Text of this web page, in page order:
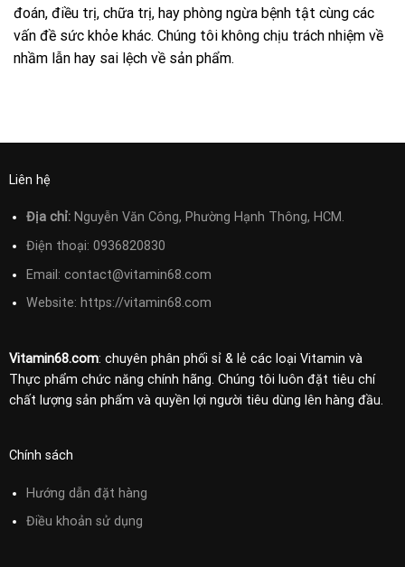
đoán, điều trị, chữa trị, hay phòng ngừa bệnh tật cùng các
vấn đề sức khỏe khác. Chúng tôi không chịu trách nhiệm về
nhầm lẫn hay sai lệch về sản phẩm.
Liên hệ
Địa chỉ:Nguyễn Văn Công, Phường Hạnh Thông, HCM.
Điện thoại: 0936820830
Email: contact@vitamin68.com
Website: https://vitamin68.com
Vitamin68.com: chuyên phân phối sỉ & lẻ các loại Vitamin và
Thực phẩm chức năng chính hãng. Chúng tôi luôn đặt tiêu chí
chất lượng sản phẩm và quyền lợi người tiêu dùng lên hàng đầu.
Chính sách
Hướng dẫn đặt hàng
Điều khoản sử dụng